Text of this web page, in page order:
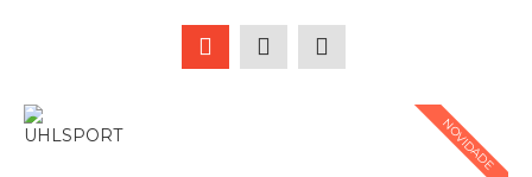
NOVIDADE